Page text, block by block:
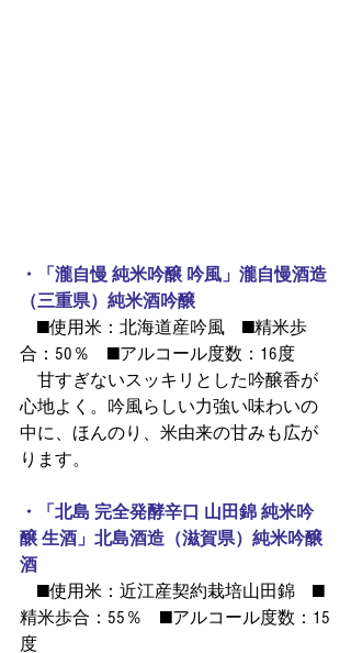
・「瀧自慢 純米吟醸 吟風」瀧自慢酒造
（三重県）純米酒吟醸
■使用米：北海道産吟風　■精米歩
合：50％ ■アルコール度数：16度
甘すぎないスッキリとした吟醸香が
心地よく。吟風らしい力強い味わいの
中に、ほんのり、米由来の甘みも広が
ります。
・「北島 完全発酵辛口 山田錦 純米吟
醸 生酒」北島酒造（滋賀県）純米吟醸
酒
■使用米：近江産契約栽培山田錦 ■
精米歩合：55％ ■アルコール度数：15
度